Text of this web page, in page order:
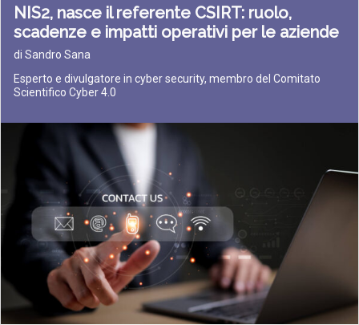
NIS2, nasce il referente CSIRT: ruolo,
scadenze e impatti operativi per le aziende
di Sandro Sana
Esperto e divulgatore in cyber security, membro del Comitato
Scientifico Cyber 4.0